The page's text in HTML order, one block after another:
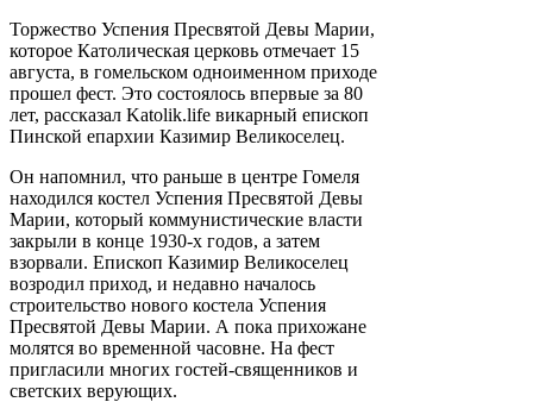
Торжество Успения Пресвятой Девы Марии,
которое Католическая церковь отмечает 15
августа, в гомельском одноименном приходе
прошел фест. Это состоялось впервые за 80
лет, рассказал Katolik.life викарный епископ
Пинской епархии Казимир Великоселец.
Он напомнил, что раньше в центре Гомеля
находился костел Успения Пресвятой Девы
Марии, который коммунистические власти
закрыли в конце 1930-х годов, а затем
взорвали. Епископ Казимир Великоселец
возродил приход, и недавно началось
строительство нового костела Успения
Пресвятой Девы Марии. А пока прихожане
молятся во временной часовне. На фест
пригласили многих гостей-священников и
светских верующих.